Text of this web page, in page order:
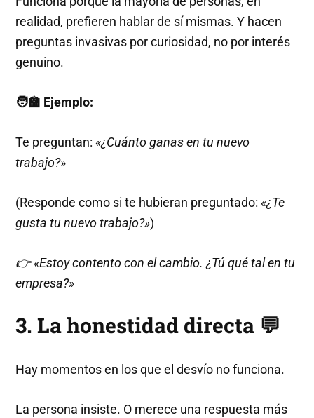
realidad, prefieren hablar de sí mismas. Y hacen
preguntas invasivas por curiosidad, no por interés
genuino.
🧑‍🏫 Ejemplo:
Te preguntan:«¿Cuánto ganas en tu nuevo
trabajo?»
(Responde como si te hubieran preguntado:«¿Te
gusta tu nuevo trabajo?»)
👉 «Estoy contento con el cambio. ¿Tú qué tal en tu
empresa?»
3. La honestidad directa 💬
Hay momentos en los que el desvío no funciona.
La persona insiste. O merece una respuesta más